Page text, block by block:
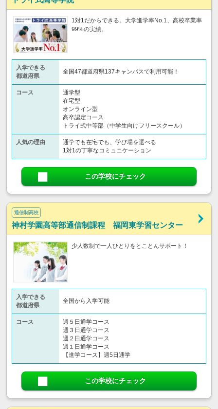
1対1だからできる。大学進学率No.1、高校卒業率
99%の実績。
入学できる
都道府県
全国47都道府県137キャンパスで利用可能！
コース
通学型
在宅型
オンライン型
高卒認定コース
トライ式中等部（中学生向けフリースクール）​
人気の理由
通学でも在宅でも、学び場を選べる
1対1の丁寧なコミュニケーション
この学校にチェック
通信制高校
神村学園高等部通信制課程 福岡東学習センター
少人数制で一人ひとりをとことんサポート！
入学できる
都道府県
全国から入学可能
コース
週５日通学コース
週３日通学コース
週２日通学コース
週１日通学コース
【進学コース】週5日通学
この学校にチェック